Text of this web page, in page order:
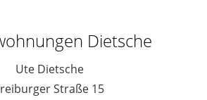
Dietsche
Ute Dietsche
Straße 15